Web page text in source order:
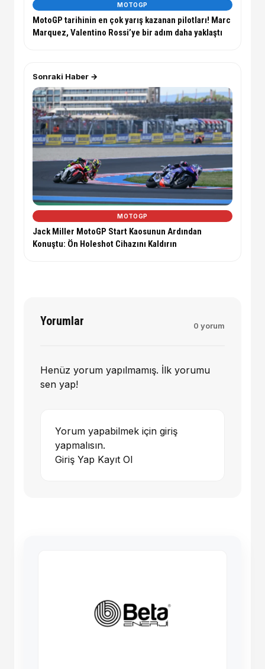
MOTOGP
MotoGP tarihinin en çok yarış kazanan pilotları! Marc
Marquez, Valentino Rossi’ye bir adım daha yaklaştı
Sonraki Haber →
MOTOGP
Jack Miller MotoGP Start Kaosunun Ardından
Konuştu: Ön Holeshot Cihazını Kaldırın
Yorumlar 0 yorum
Henüz yorum yapılmamış. İlk yorumu
sen yap!
Yorum yapabilmek için giriş
yapmalısın.
Giriş Yap Kayıt Ol